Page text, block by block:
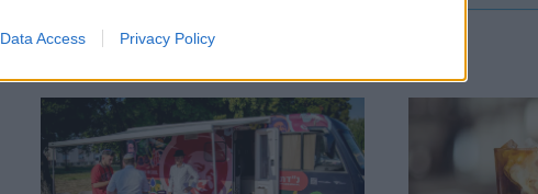
Data Access Privacy Policy